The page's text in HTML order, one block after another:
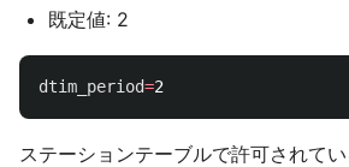
既定値: 2
dtim_period=
ステーションテーブルで許可されて